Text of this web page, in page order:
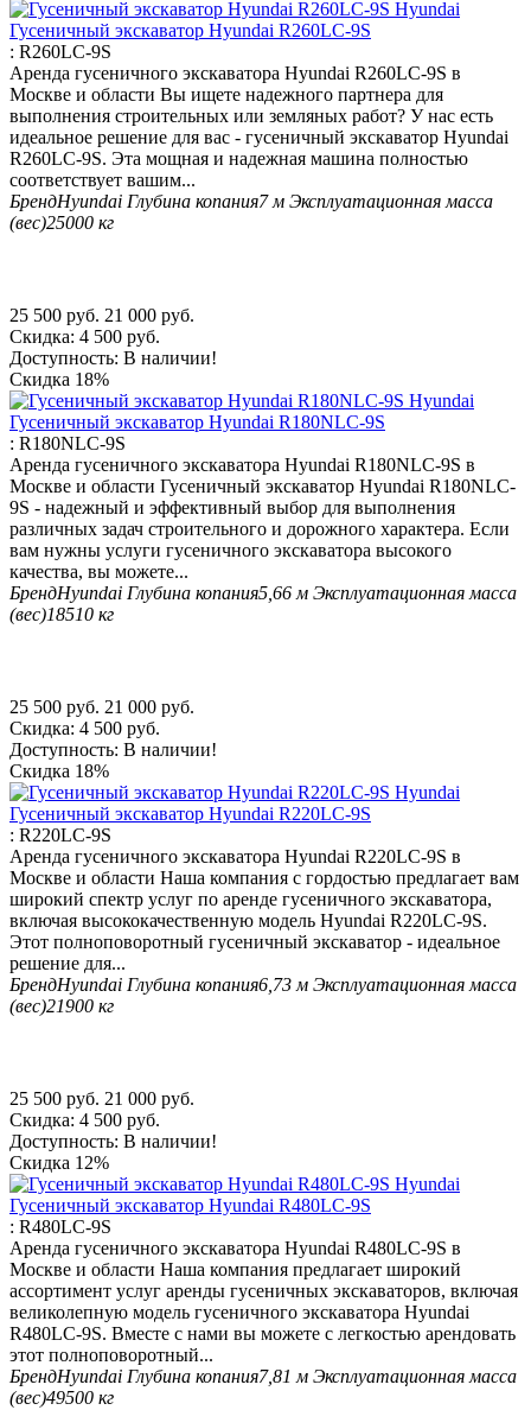
Гусеничный экскаватор Hyundai R260LC-9S
: R260LC-9S
Аренда гусеничного экскаватора Hyundai R260LC-9S в
Москве и области Вы ищете надежного партнера для
выполнения строительных или земляных работ? У нас есть
идеальное решение для вас - гусеничный экскаватор Hyundai
R260LC-9S. Эта мощная и надежная машина полностью
соответствует вашим...
БрендHyundai Глубина копания7 м Эксплуатационная масса
(вес)25000 кг
25 500 руб. 21 000 руб.
Скидка: 4 500 руб.
Доступность: В наличии!
Скидка 18%
Гусеничный экскаватор Hyundai R180NLC-9S
: R180NLC-9S
Аренда гусеничного экскаватора Hyundai R180NLC-9S в
Москве и области Гусеничный экскаватор Hyundai R180NLC-
9S - надежный и эффективный выбор для выполнения
различных задач строительного и дорожного характера. Если
вам нужны услуги гусеничного экскаватора высокого
качества, вы можете...
БрендHyundai Глубина копания5,66 м Эксплуатационная масса
(вес)18510 кг
25 500 руб. 21 000 руб.
Скидка: 4 500 руб.
Доступность: В наличии!
Скидка 18%
Гусеничный экскаватор Hyundai R220LC-9S
: R220LC-9S
Аренда гусеничного экскаватора Hyundai R220LC-9S в
Москве и области Наша компания с гордостью предлагает вам
широкий спектр услуг по аренде гусеничного экскаватора,
включая высококачественную модель Hyundai R220LC-9S.
Этот полноповоротный гусеничный экскаватор - идеальное
решение для...
БрендHyundai Глубина копания6,73 м Эксплуатационная масса
(вес)21900 кг
25 500 руб. 21 000 руб.
Скидка: 4 500 руб.
Доступность: В наличии!
Скидка 12%
Гусеничный экскаватор Hyundai R480LC-9S
: R480LC-9S
Аренда гусеничного экскаватора Hyundai R480LC-9S в
Москве и области Наша компания предлагает широкий
ассортимент услуг аренды гусеничных экскаваторов, включая
великолепную модель гусеничного экскаватора Hyundai
R480LC-9S. Вместе с нами вы можете с легкостью арендовать
этот полноповоротный...
БрендHyundai Глубина копания7,81 м Эксплуатационная масса
(вес)49500 кг